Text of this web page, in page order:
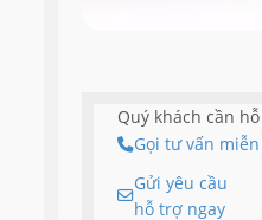
Quý khách cần
Gọi tư vấn
Gửi yêu cầu
hỗ trợ ngay